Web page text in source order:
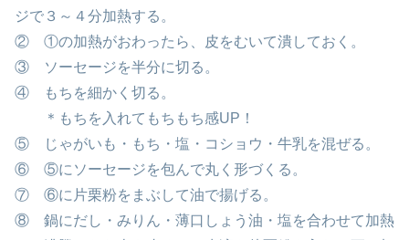
ジで３～４分加熱する。
② ①の加熱がおわったら、皮をむいて潰しておく。
③ ソーセージを半分に切る。
④ もちを細かく切る。
＊もちを入れてもちもち感UP！
⑤ じゃがいも・もち・塩・コショウ・牛乳を混ぜる。
⑥ ⑤にソーセージを包んで丸く形づくる。
⑦ ⑥に片栗粉をまぶして油で揚げる。
⑧ 鍋にだし・みりん・薄口しょう油・塩を合わせて加熱